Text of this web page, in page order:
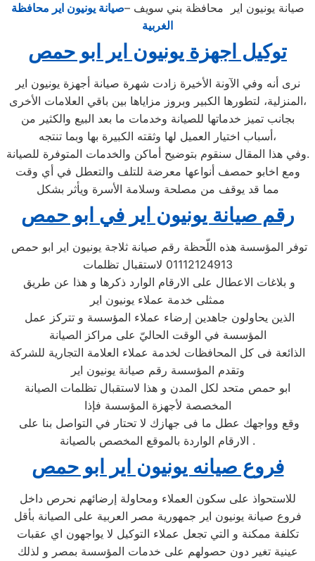
صيانة يونيون اير محافظة بني سويف –صيانة يونيون اير محافظة
الغربية
توكيل اجهزة يونيون اير ابو حمص
نرى أنه وفي الآونة الأخيرة زادت شهرة صيانة أجهزة يونيون اير
المنزلية، لتطورها الكبير وبروز مزاياها بين باقي العلامات الأخرى،
بجانب تميز خدماتها للصيانة وخدمات ما بعد البيع والكثير من
أسباب اختيار العميل لها وثقته الكبيرة بها وبما تنتجه،
وفي هذا المقال سنقوم بتوضيح أماكن والخدمات المتوفرة للصيانة.
ومع اخابو حمصف أنواعها معرضة للتلف والتعطل في أي وقت
مما قد يوقف من مصلحة وسلامة الأسرة ويأثر بشكل
رقم صيانة يونيون اير في ابو حمص
توفر المؤسسة هذه اللّحظة رقم صيانة ثلاجة يونيون اير ابو حمص
01112124913 لاستقبال تظلمات
ممثلى خدمة عملاء يونيون اير
المؤسسة في الوقت الحاليّ على مراكز الصيانة
الذائعة فى كل المحافظات لخدمة عملاء العلامة التجارية للشركة
وتقدم المؤسسة رقم صيانة يونيون اير
ابو حمص متحد لكل المدن و هذا لاستقبال تظلمات الصيانة
المخصصة لأجهزة المؤسسة فإذا
الارقام الواردة بالموقع المخصص بالصيانة .
فروع صيانه يونيون اير ابو حمص
للاستحواذ على سكون العملاء ومحاولة إرضائهم نحرص داخل
فروع صيانة يونيون اير جمهورية مصر العربية على الصيانة بأقل
تكلفة ممكنة و التي تجعل عملاء التوكيل لا يواجهون اي عقبات
عينية تغير دون حصولهم على خدمات المؤسسة بمصر و لذلك